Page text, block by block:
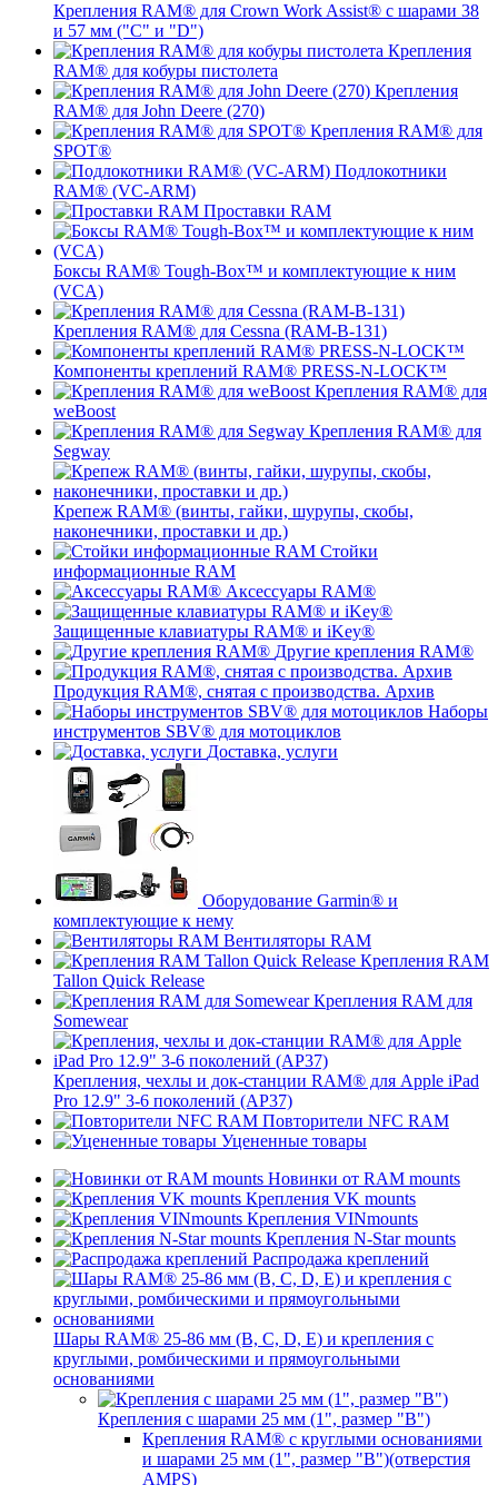
Крепления RAM® для Crown Work Assist® с шарами 38
и 57 мм ("C" и "D")
Крепления
RAM® для кобуры пистолета
Крепления
RAM® для John Deere (270)
Крепления RAM® для
SPOT®
Подлокотники
RAM® (VC-ARM)
Проставки RAM
Боксы RAM® Tough-Box™ и комплектующие к ним
(VCA)
Крепления RAM® для Cessna (RAM-B-131)
Компоненты креплений RAM® PRESS-N-LOCK™
Крепления RAM® для
weBoost
Крепления RAM® для
Segway
Крепеж RAM® (винты, гайки, шурупы, скобы,
наконечники, проставки и др.)
Стойки
информационные RAM
Аксессуары RAM®
Защищенные клавиатуры RAM® и iKey®
Другие крепления RAM®
Продукция RAM®, снятая с производства. Архив
Наборы
инструментов SBV® для мотоциклов
Доставка, услуги
Оборудование Garmin® и
комплектующие к нему
Вентиляторы RAM
Крепления RAM
Tallon Quick Release
Крепления RAM для
Somewear
Крепления, чехлы и док-станции RAM® для Apple iPad
Pro 12.9" 3-6 поколений (AP37)
Повторители NFC RAM
Уцененные товары
Новинки от RAM mounts
Крепления VK mounts
Крепления VINmounts
Крепления N-Star mounts
Распродажа креплений
Шары RAM® 25-86 мм (B, C, D, E) и крепления с
круглыми, ромбическими и прямоугольными
основаниями
Крепления с шарами 25 мм (1", размер "B")
Крепления RAM® с круглыми основаниями
и шарами 25 мм (1", размер "B")(отверстия
AMPS)